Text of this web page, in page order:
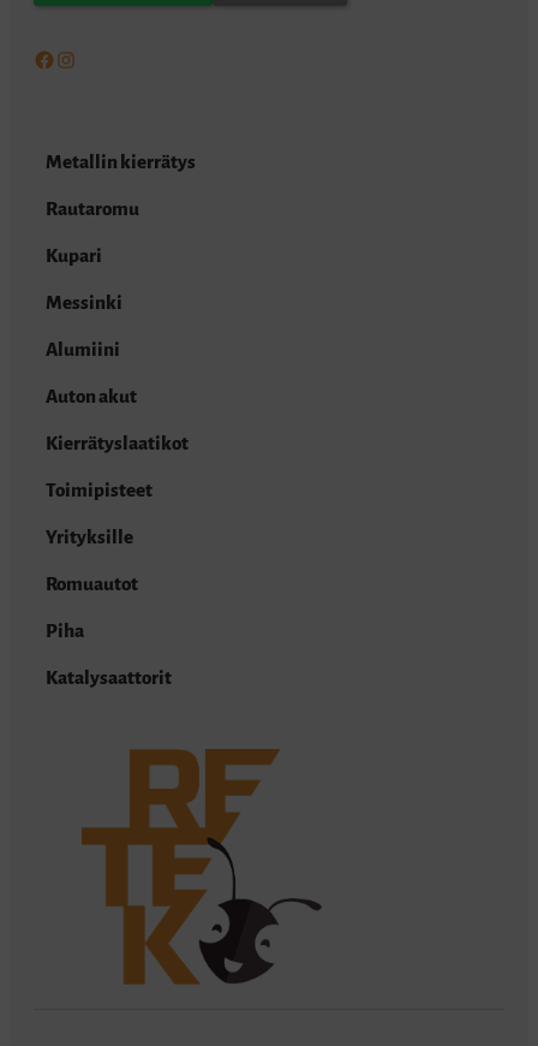
Facebook
Instagram
Metallin kierrätys
Rautaromu
Kupari
Messinki
Alumiini
Auton akut
Kierrätyslaatikot
Toimipisteet
Yrityksille
Romuautot
Piha
Katalysaattorit